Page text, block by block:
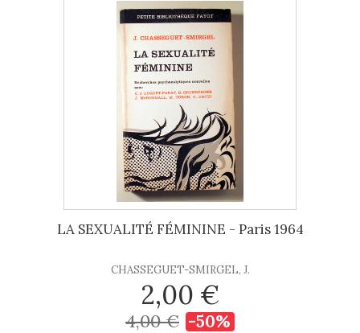
LA SEXUALITÉ FÉMININE - Paris 1964
CHASSEGUET-SMIRGEL, J.
2,00 €
4,00 € -50%